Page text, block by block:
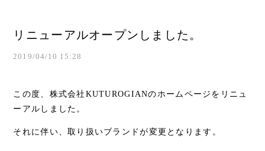
リニューアルオープンしました。
2019/04/10 15:28
この度、株式会社KUTUROGIANのホームページをリニュ
ーアルしました。
それに伴い、取り扱いブランドが変更となります。